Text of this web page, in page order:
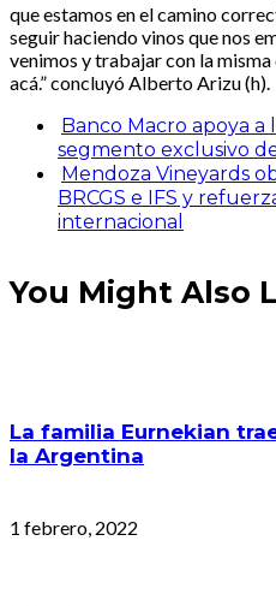
que estamos en el camino
seguir haciendo vinos que nos
venimos y trabajar con la
acá.” concluyó Alberto Arizu (h).
Banco Macro apoya
segmento exclusivo
Mendoza Vineyards
BRCGS e IFS y
internacional
You Might Also
La familia Eurnekian
la Argentina
1 febrero, 2022